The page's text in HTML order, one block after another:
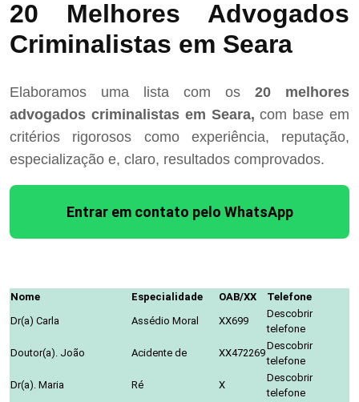
20 Melhores Advogados
Criminalistas em Seara
Elaboramos uma lista com os 20 melhores
advogados criminalistas em Seara, com base em
critérios rigorosos como experiência, reputação,
especialização e, claro, resultados comprovados.
Entrar em contato pelo WhatsApp
Nome Especialidade OAB/XX
Telefone
Dr(a) Carla
Assédio Moral XX699
Descobrir
telefone
Doutor(a). João
Acidente de XX472269
Descobrir
telefone
Dr(a). Maria
Ré X
Descobrir
telefone